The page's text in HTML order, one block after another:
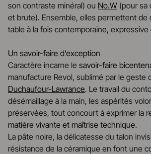
son contraste minéral) ou No.W (pour sa
et brute). Ensemble, elles permettent de
table à la fois contemporaine,
Un savoir-faire d’exception
Caractère incarne le savoir-faire
manufacture Revol, sublimé par le geste
Duchaufour-Lawrance. Le travail du
désémaillage à la main, les aspérités
préservées, tout concourt à exprimer la
matière vivante et maîtrise technique.
La pâte noire, la délicatesse du talon
résistance de la céramique en font une